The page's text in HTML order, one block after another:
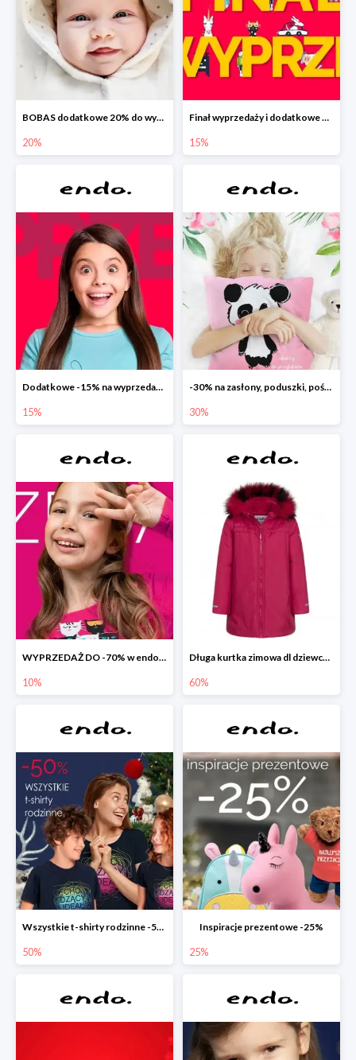
BOBAS dodatkowe 20% do wyprzedaży
20%
Finał wyprzedaży i dodatkowe 15%
15%
Dodatkowe -15% na wyprzedaż do -70%
15%
-30% na zasłony, poduszki, pościele dla dzieci
30%
WYPRZEDAŻ DO -70% w endo.pl
10%
Długa kurtka zimowa dl dziewczynki
60%
Wszystkie t-shirty rodzinne -50%
50%
Inspiracje prezentowe -25%
25%